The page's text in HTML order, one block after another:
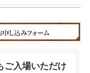
ご入場いただけ